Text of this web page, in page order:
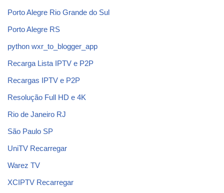
Porto Alegre Rio Grande do Sul
Porto Alegre RS
python wxr_to_blogger_app
Recarga Lista IPTV e P2P
Recargas IPTV e P2P
Resolução Full HD e 4K
Rio de Janeiro RJ
São Paulo SP
UniTV Recarregar
Warez TV
XCIPTV Recarregar